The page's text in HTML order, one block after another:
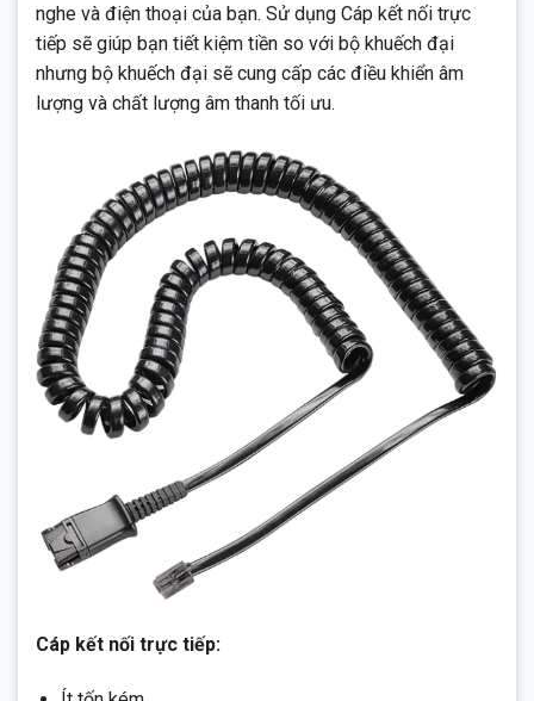
nghe và điện thoại của bạn. Sử dụng Cáp kết nối trực
tiếp sẽ giúp bạn tiết kiệm tiền so với bộ khuếch đại
nhưng bộ khuếch đại sẽ cung cấp các điều khiển âm
lượng và chất lượng âm thanh tối ưu.
Cáp kết nối trực tiếp: